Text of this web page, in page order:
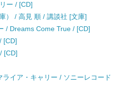
ー / [CD]
） / 高見 順 / 講談社 [文庫]
/ Dreams Come True / [CD]
[CD]
[CD]
イア・キャリー / ソニーレコード